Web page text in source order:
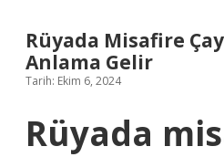
Rüyada Misafire
Anlama Gelir
Tarih: Ekim 6, 2024
Rüyada